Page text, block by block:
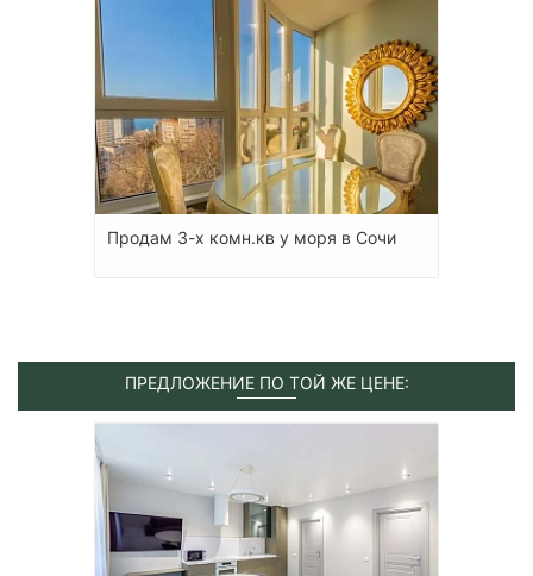
Продам 3-х комн.кв у моря в Сочи
ПРЕДЛОЖЕНИЕ ПО ТОЙ ЖЕ ЦЕНЕ: